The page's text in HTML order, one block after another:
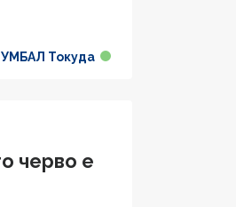
УМБАЛ Токуда
черво е